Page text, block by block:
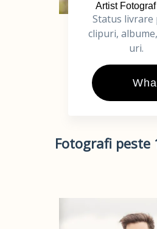
Artist Fotograf
Status livrare
clipuri,
uri.
Fotografi peste